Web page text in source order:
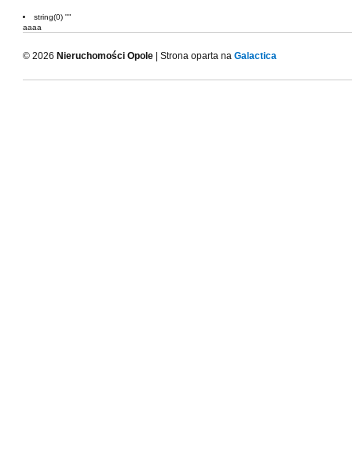
string(0) ""
aaaa
© 2026 Nieruchomości Opole | Strona oparta na Galactica